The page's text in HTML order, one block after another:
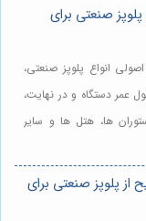
صنعتی برای
انواع پلوپز صنعتی،
عمر دستگاه و در نهایت،
ها، هتل ها و سایر
از پلوپز صنعتی برای